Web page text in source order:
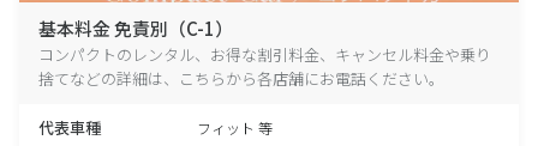
基本料金 免責別（C-1）
コンパクトのレンタル、お得な割引料金、キャンセル料金や乗り
捨てなどの詳細は、こちらから各店舗にお電話ください。
代表車種 フィット 等